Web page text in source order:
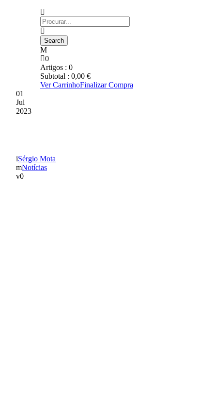
0
Artigos : 0
Subtotal : 0,00 €
Ver CarrinhoFinalizar Compra
01
Jul
2023
Sérgio Mota
Notícias
0